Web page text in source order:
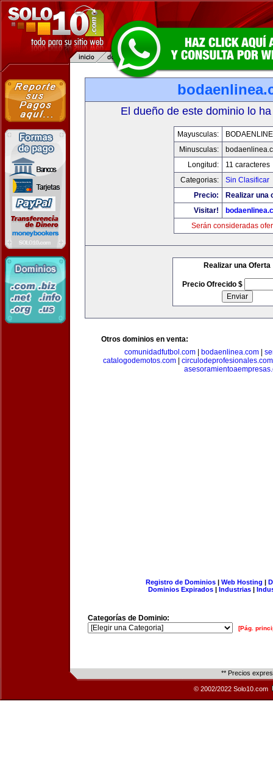
El dueño de este dominio lo
Mayusculas:
Minusculas:
Longitud:
11 caracteres
Categorias:
Sin Clasificar
Precio:
Realizar una
Visitar!
Serán consideradas
Realizar una Oferta
Precio Ofrecido $
Otros dominios en venta:
comunidadfutbol.com
bodaenlinea.com
catalogodemotos.com
circulodeprofesionales.com
Registro de Dominios| Web Hosting |
Dominios Expirados | Industrias |
Categorías de Dominio:
[Pág.
** Precios
© 2002/2022 Solo10.com